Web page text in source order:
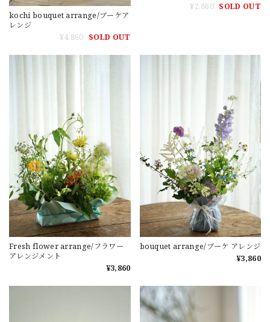
kochi bouquet arrange/ブーケア
レンジ
¥4,860 SOLD OUT
¥2,860 SOLD OUT
Fresh flower arrange/フラワー
アレンジメント
¥3,860
bouquet arrange/ブーケ アレンジ
¥3,860